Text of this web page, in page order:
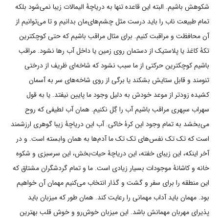
شکوهش باشیم. البته این قاعده تنها به دریاچۀ الیمالات زیبا نمی‌شود بلکه
تمام طبیعت ناب را باید درست مثل چشم‌های‌مان بدانیم و تا می‌توانیم از
آن محافظت و مراقبت کنیم. برای مثال مراقب باشیم که حتی کوچکترین
تکۀ کاغذ یا پلاستیک از دستمان روی زمین یا داخل آب رها نشود. مراقب
باشیم کوچکترین حرکتی از ما سبب نشود که شاخه‌ای ظریف از درختی
تنومند و قابل ستایش بشکند یا برگی از روی شاخه‌های سر به آسمان
کشیده زودتر از موعد خودش به دلیل وجود ما پایین نیفتد. یا به قول
سهراب سپهری مراقب باشیم آب را گِل نکنیم. همان آب لطیفی که روح
می‌بخشد به تمام وجود این کرۀ خاکی. آب این دریاچۀ زیبا گوهری ارزشمند
است که تک تک نفس‌های تک تک ما آدم‌ها به همان وابسته است. و در
آخر اینکه، این زیبای خفته، این دریاچۀ حیات‌بخش، این سرسبزی و شکوه
خانه و کاشانۀ موجودات بسیار زیادی است. ما و تمام گردشگران مشتاق که
این منطقه را برای سفر و گشت و گذار انتخاب می‌کنیم مهمان آن خواهیم
بود. مهمان باید آداب مهمانی را رعایت کند. همان طور که میزبان باید
پذیرای مهربان مهمانش باشد. این میزبان خوش‌رو و خوش قلب بهترین